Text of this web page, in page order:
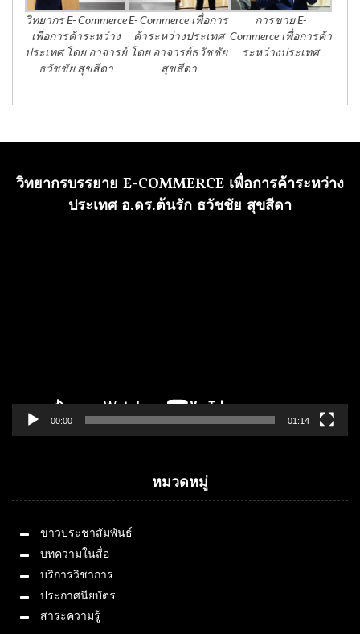
วิทยากร E- Commerce
เพื่อการค้าระหว่าง
ประเทศ โดย อาจารย์
ธวัชชัย สุขสีดา
E- Commerce เพื่อการ
ค้าระหว่างประเทศ
โดย อาจารย์ธวัชชัย
สุขสีดา
การขาย E-
Commerce เพื่อการค้า
ระหว่างประเทศ
วิทยากรบรรยาย E-COMMERCE เพื่อการค้าระหว่าง
ประเทศ อ.ดร.ต้นรัก ธวัชชัย สุขสีดา
00:00 01:14
หมวดหมู่
ข่าวประชาสัมพันธ์
บทความในสื่อ
บริการวิชาการ
ประกาศนียบัตร
สาระความรู้